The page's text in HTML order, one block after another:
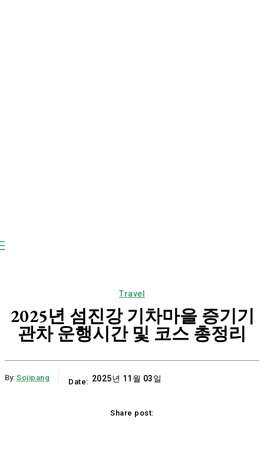
Travel
2025년 섬진강 기차마을 증기기
관차 운행시간 및 코스 총정리
By: Sojipang Date: 2025년 11월 03일
Share post: